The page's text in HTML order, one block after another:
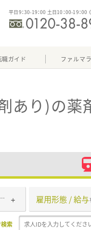
平日9：30-19：00 土日10：00-19：00
職ガイド ファルマ
あり)の薬
ドラッグストア(調剤あり) 雇用形態 / 給与
索